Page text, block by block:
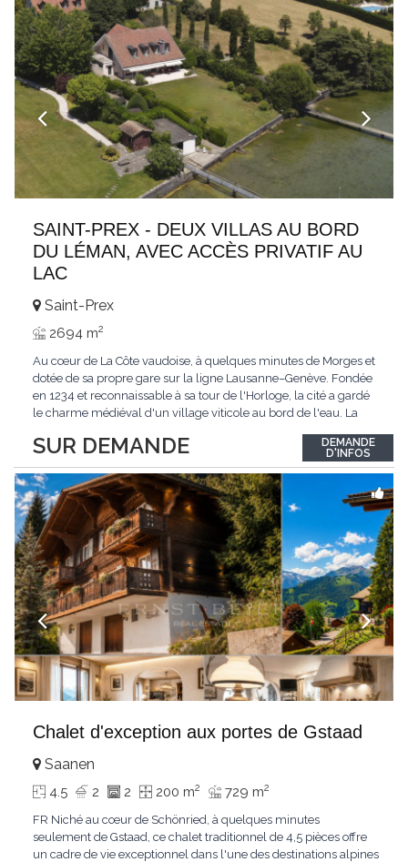
SAINT-PREX - DEUX VILLAS AU BORD
DU LÉMAN, AVEC ACCÈS PRIVATIF AU
LAC
SUR DEMANDE
Saint-Prex
2694 m2
Au cœur de La Côte vaudoise, à quelques minutes de Morges et
dotée de sa propre gare sur la ligne Lausanne–Genève. Fondée
en 1234 et reconnaissable à sa tour de l'Horloge, la cité a gardé
le charme médiéval d'un village viticole au bord de l'eau. La
immédiate des villes. Dans cet environnement privilégié, une
propriété...
DEMANDE
D'INFOS
Chalet d'exception aux portes de Gstaad
Saanen
4.5 2 2 200 m2 729 m2
FR Niché au cœur de Schönried, à quelques minutes
seulement de Gstaad, ce chalet traditionnel de 4,5 pièces offre
un cadre de vie exceptionnel dans l'une des destinations alpines